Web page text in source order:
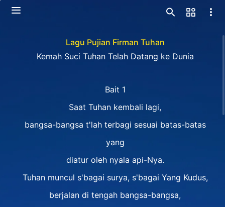
Lagu Pujian Firman Tuhan
Kemah Suci Tuhan Telah Datang ke Dunia
Bait 1
Saat Tuhan kembali lagi,
bangsa-bangsa t'lah terbagi sesuai batas-batas
yang
diatur oleh nyala api-Nya.
Tuhan muncul s'bagai surya, s'bagai Yang Kudus,
berjalan di tengah bangsa-bangsa,